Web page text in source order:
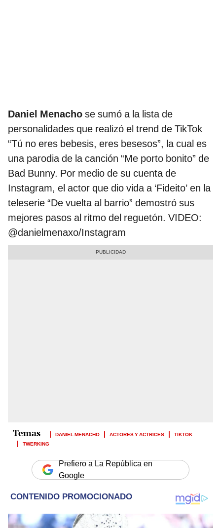
Daniel Menacho se sumó a la lista de
personalidades que realizó el trend de TikTok
“Tú no eres bebesis, eres besesos”, la cual es
una parodia de la canción “Me porto bonito” de
Bad Bunny. Por medio de su cuenta de
Instagram, el actor que dio vida a ‘Fideito’ en la
teleserie “De vuelta al barrio” demostró sus
mejores pasos al ritmo del reguetón. VIDEO:
@danielmenaxo/Instagram
DANIEL MENACHO ACTORES Y ACTRICES
TIKTOK
TWERKING
Prefiero a La República en
Google